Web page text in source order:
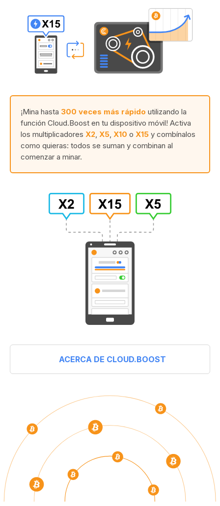
¡Mina hasta 300 veces más rápido utilizando la
función Cloud.Boost en tu dispositivo móvil! Activa
los multiplicadores X2 X5 X10 o X15 y combínalos
como quieras: todos se suman y combinan al
comenzar a minar.
ACERCA DE CLOUD.BOOST